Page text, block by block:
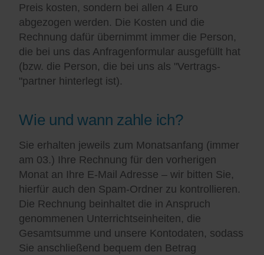
Preis kosten, sondern bei allen 4 Euro
abgezogen werden. Die Kosten und die
Rechnung dafür übernimmt immer die Person,
die bei uns das Anfragenformular ausgefüllt hat
(bzw. die Person, die bei uns als "Vertrags-
"partner hinterlegt ist).
Wie und wann zahle ich?
Sie erhalten jeweils zum Monatsanfang (immer
am 03.) Ihre Rechnung für den vorherigen
Monat an Ihre E-Mail Adresse – wir bitten Sie,
hierfür auch den Spam-Ordner zu kontrollieren.
Die Rechnung beinhaltet die in Anspruch
genommenen Unterrichtseinheiten, die
Gesamtsumme und unsere Kontodaten, sodass
Sie anschließend bequem den Betrag